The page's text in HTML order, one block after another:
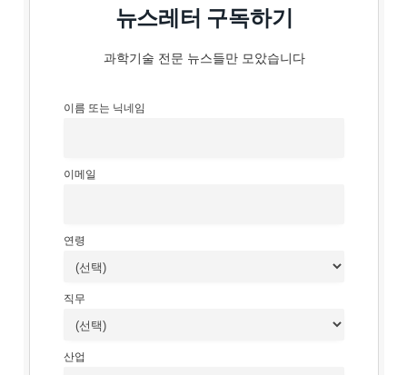
뉴스레터 구독하기
과학기술 전문 뉴스들만 모았습니다
이름 또는 닉네임
이메일
연령
직무
산업